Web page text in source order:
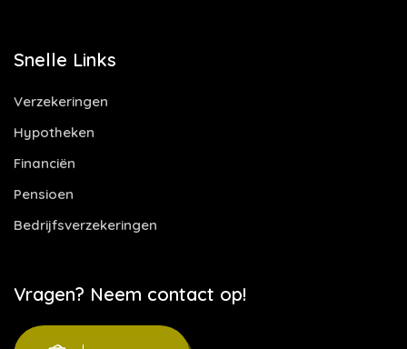
Snelle Links
Verzekeringen
Hypotheken
Financiën
Pensioen
Bedrijfsverzekeringen
Vragen? Neem contact op!